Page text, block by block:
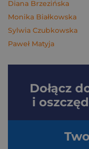
Diana Brzezińska
Monika Białkowska
Sylwia Czubkowska
Paweł Matyja
Dołącz
i